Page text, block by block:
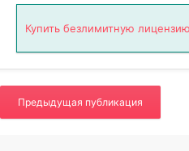
трейдинг,
форекс ,
декабря
2015
Купить безлимитную лицензию
Предыдущая публикация